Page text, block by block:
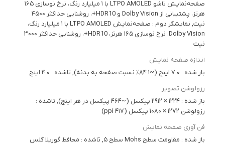
صفحه‌نمایش تاشو LTPO AMOLED با ۱ میلیارد رنگ، نرخ نوسازی ۱۶۵
هرتز، پشتیبانی از Dolby Vision و HDR10+، روشنایی حداکثر ۴۵۰۰
نیت, نمایشگر دوم : صفحه‌نمایش LTPO AMOLED با ۱ میلیارد رنگ،
Dolby Vision، نرخ نوسازی ۱۶۵ هرتز، HDR10+، روشنایی حداکثر ۳۰۰۰
نیت
اندازه صفحه نمایش
باز شده : ۷.۰ اینچ (~۸۴.۱٪ نسبت صفحه به بدنه), تاشده : ۴.۰ اینچ
رزولوشن تصویر
باز شده : ۱۲۲۴ × ۲۹۱۲ پیکسل (~۴۶۴ پیکسل در هر اینچ), تاشده :
رزولوشن ۱۲۷۲ × ۱۰۸۰ پیکسل (۴۱۷ ppi)
فن آوری صفحه نمایش
باز شده : مقاومت سطح Mohs سطح ۵, تاشده : محافظ گوریلا گلس